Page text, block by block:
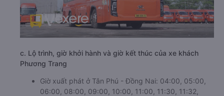
c. Lộ trình, giờ khởi hành và giờ kết thúc của xe khách
Phương Trang
Giờ xuất phát ở Tân Phú - Đồng Nai: 04:00, 05:00,
06:00, 08:00, 09:00, 10:00, 11:00, 11:30, 11:32,